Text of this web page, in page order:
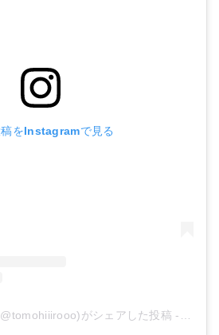
稿をInstagramで見る
がシェアした投稿 -